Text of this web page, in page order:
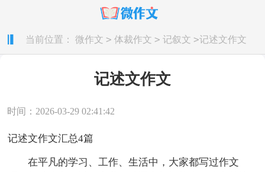
当前位置： 微作文 > 体裁作文 > 记叙文 >记述文作文
记述文作文
时间：2026-03-29 02:41:42
记述文作文汇总4篇
在平凡的学习、工作、生活中，大家都写过作文